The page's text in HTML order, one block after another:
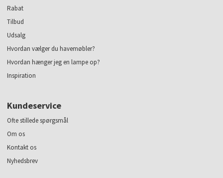
Rabat
Tilbud
Udsalg
Hvordan vælger du havemøbler?
Hvordan hænger jeg en lampe op?
Inspiration
Kundeservice
Ofte stillede spørgsmål
Om os
Kontakt os
Nyhedsbrev